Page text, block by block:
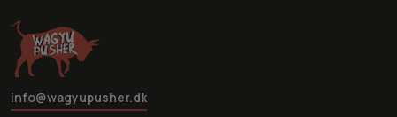
info@wagyupusher.dk